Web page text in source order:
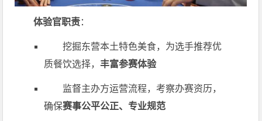
体验官职责：
挖掘东营本土特色美食，为选手推荐优
质餐饮选择，丰富参赛体验
监督主办方运营流程，考察办赛资历，
确保赛事公平公正、专业规范